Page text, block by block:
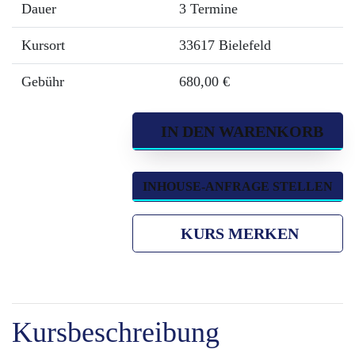
Dauer 3 Termine
Kursort 33617 Bielefeld
Gebühr 680,00 €
IN DEN WARENKORB
INHOUSE-ANFRAGE STELLEN
KURS MERKEN
Kursbeschreibung